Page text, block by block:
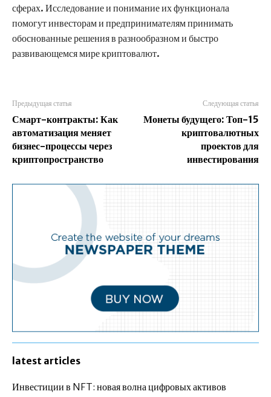
сферах. Исследование и понимание их функционала
помогут инвесторам и предпринимателям принимать
обоснованные решения в разнообразном и быстро
развивающемся мире криптовалют.
Предыдущая статья
Смарт-контракты: Как
автоматизация меняет
бизнес-процессы через
криптопространство
Следующая статья
Монеты будущего: Топ-15
криптовалютных
проектов для
инвестирования
latest articles
Инвестиции в NFT: новая волна цифровых активов